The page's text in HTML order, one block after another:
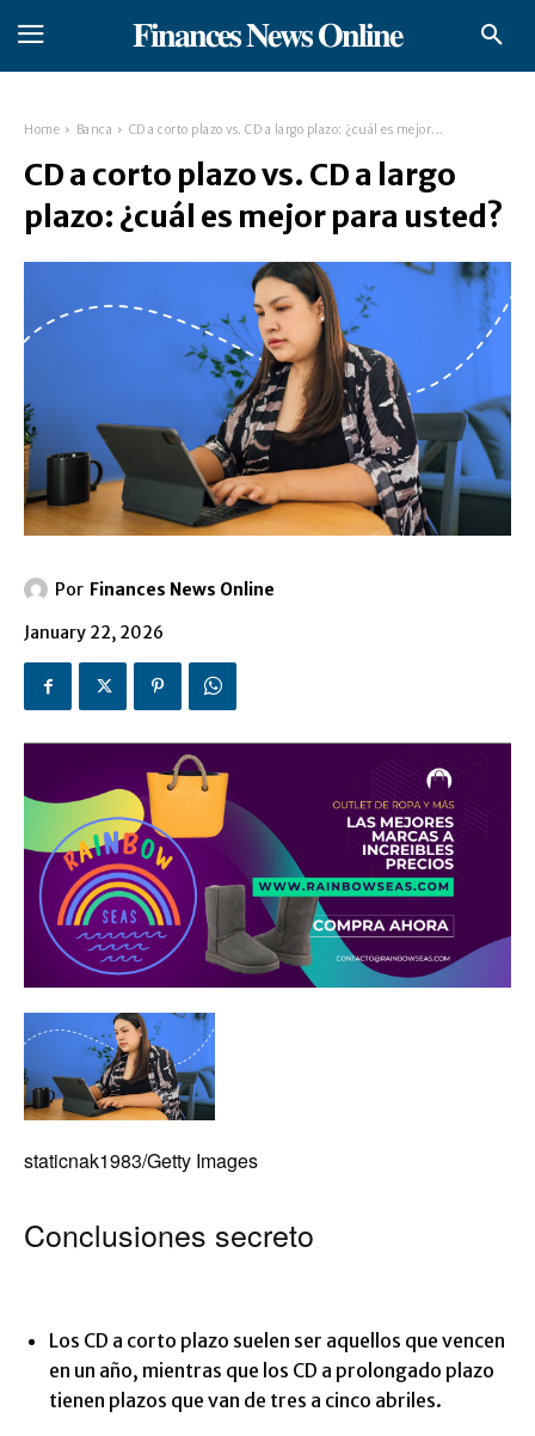
𝐅𝐢𝐧𝐚𝐧𝐜𝐞𝐬 𝐍𝐞𝐰𝐬 𝐎𝐧𝐥𝐢𝐧𝐞
Home Banca CD a corto plazo vs. CD a largo plazo: ¿cuál es mejor...
CD a corto plazo vs. CD a largo
plazo: ¿cuál es mejor para usted?
Por Finances News Online
January 22, 2026
staticnak1983/Getty Images
Conclusiones secreto
Los CD a corto plazo suelen ser aquellos que vencen
en un año, mientras que los CD a prolongado plazo
tienen plazos que van de tres a cinco abriles.